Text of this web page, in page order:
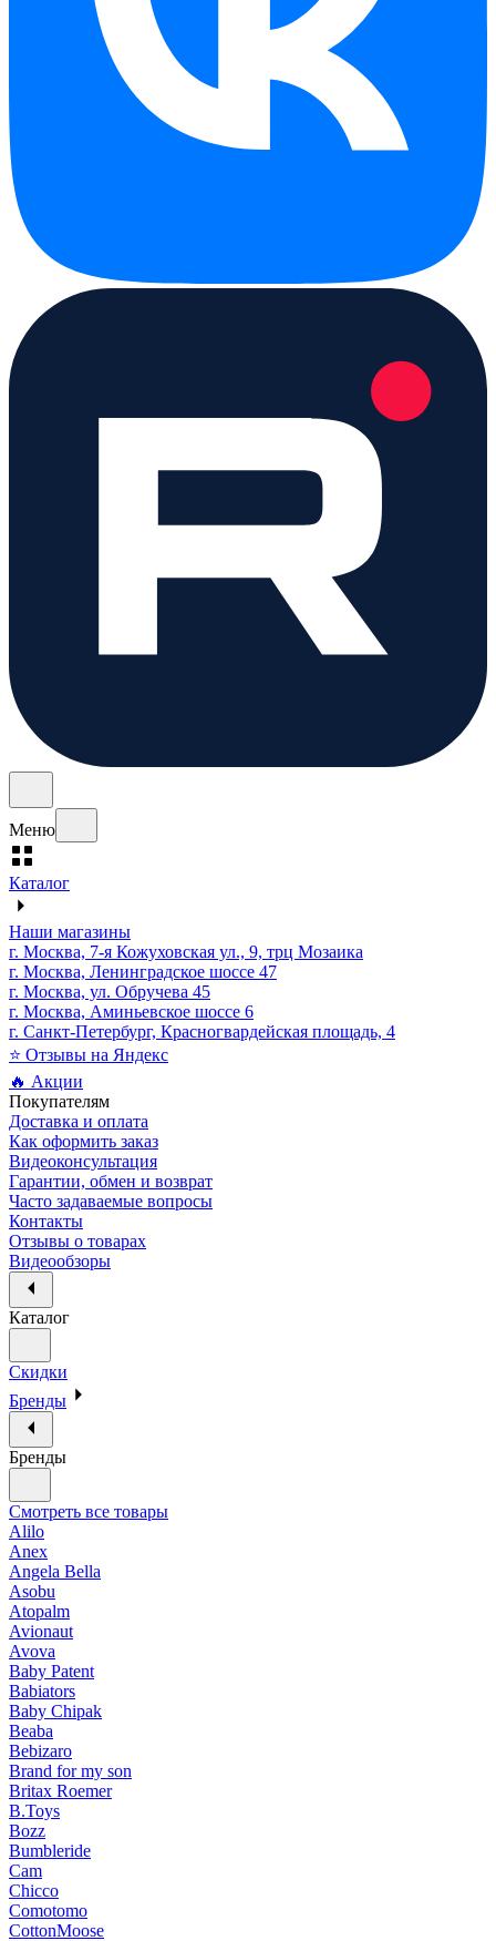
Меню
Каталог
Наши магазины
г. Москва, 7-я Кожуховская ул., 9, трц Мозаика
г. Москва, Ленинградское шоссе 47
г. Москва, ул. Обручева 45
г. Москва, Аминьевское шоссе 6
г. Санкт-Петербург, Красногвардейская площадь, 4
⭐ Отзывы на Яндекс
🔥 Акции
Покупателям
Доставка и оплата
Как оформить заказ
Видеоконсультация
Гарантии, обмен и возврат
Часто задаваемые вопросы
Контакты
Отзывы о товарах
Видеообзоры
Каталог
Скидки
Бренды
Бренды
Смотреть все товары
Alilo
Anex
Angela Bella
Asobu
Atopalm
Avionaut
Avova
Baby Patent
Babiators
Baby Chipak
Beaba
Bebizaro
Brand for my son
Britax Roemer
B.Toys
Bozz
Bumbleride
Cam
Chicco
Comotomo
CottonMoose